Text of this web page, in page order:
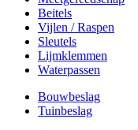
Beitels
Vijlen / Raspen
Sleutels
Lijmklemmen
Waterpassen
Bouwbeslag
Tuinbeslag